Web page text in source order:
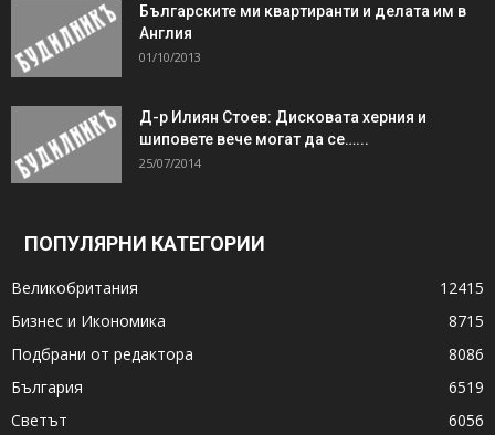
Българските ми квартиранти и делата им в
Англия
01/10/2013
Д-р Илиян Стоев: Дисковата херния и
шиповете вече могат да се…...
25/07/2014
ПОПУЛЯРНИ КАТЕГОРИИ
Великобритания
12415
Бизнес и Икономика
8715
Подбрани от редактора
8086
България
6519
Светът
6056